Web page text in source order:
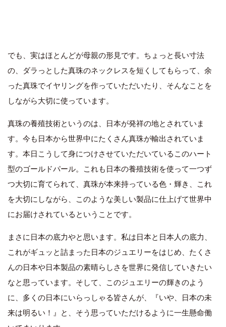
でも、実はほとんどが母親の形見です。ちょっと長い寸法
の、ダラっとした真珠のネックレスを短くしてもらって、余
った真珠でイヤリングを作っていただいたり、そんなことを
しながら大切に使っています。
真珠の養殖技術というのは、日本が発祥の地とされていま
す。今も日本から世界中にたくさん真珠が輸出されていま
す。本日こうして身につけさせていただいているこのハート
型のゴールドパール。これも日本の養殖技術を使って一つず
つ大切に育てられて、真珠が本来持っている色・輝き、これ
を大切にしながら、このような美しい製品に仕上げて世界中
にお届けされているということです。
まさに日本の底力やと思います。私は日本と日本人の底力、
これがギュッと詰まった日本のジュエリーをはじめ、たくさ
んの日本や日本製品の素晴らしさを世界に発信していきたい
なと思っています。そして、このジュエリーの輝きのよう
に、多くの日本にいらっしゃる皆さんが、『いや、日本の未
来は明るい！』と、そう思っていただけるように一生懸命働